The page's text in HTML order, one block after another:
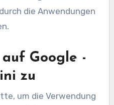
die Anwendungen
Google -
zu
um die Verwendung